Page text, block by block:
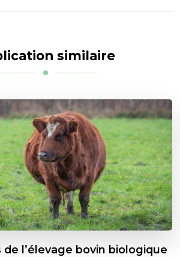
similaire
l’élevage bovin biologique